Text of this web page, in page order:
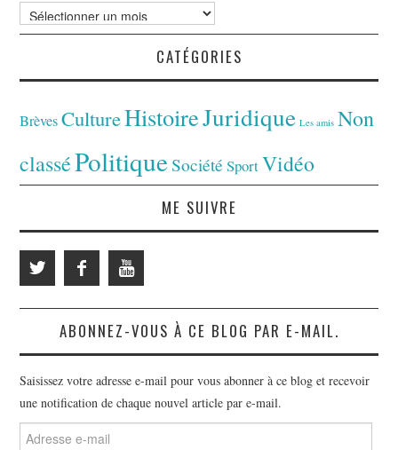
Archives
CATÉGORIES
Brèves CultureHistoireJuridique Les amis Non
classéPolitiqueSociété SportVidéo
ME SUIVRE
ABONNEZ-VOUS À CE BLOG PAR E-MAIL.
Saisissez votre adresse e-mail pour vous abonner à ce blog et recevoir
une notification de chaque nouvel article par e-mail.
Adresse